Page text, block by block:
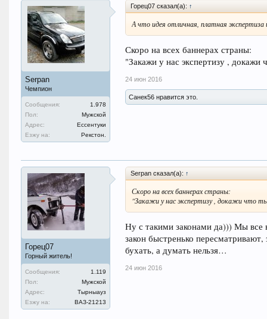
Serpan
Чемпион
Сообщения:
1.978
Пол:
Мужской
Адрес:
Ессентуки
Езжу на:
Рекстон.
Горец07 сказал(а): ↑
А что идея отличная, платная
Скоро на всех баннерах страны:
"Закажи у нас экспертизу , докажи
24 июн 2016
Санек56 нравится это.
Горец07
Горный житель!
Сообщения:
1.119
Пол:
Мужской
Адрес:
Тырныауз
Езжу на:
ВАЗ-21213
Serpan сказал(а): ↑
Скоро на всех баннерах страны:
"Закажи у нас экспертизу , докажи что
Ну с такими законами да))) Мы все
закон быстренько
бухать, а думать нельзя…
24 июн 2016